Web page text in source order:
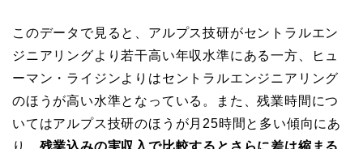
このデータで見ると、アルプス技研がセントラルエン
ジニアリングより若干高い年収水準にある一方、ヒュ
ーマン・ライジンよりはセントラルエンジニアリング
のほうが高い水準となっている。また、残業時間につ
いてはアルプス技研のほうが月25時間と多い傾向にあ
り、 残業込みの実収入で比較するとさらに差は縮まる